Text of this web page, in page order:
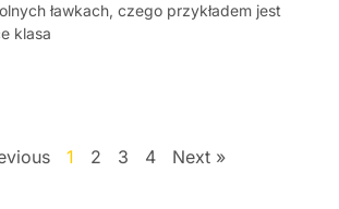
ławkach, czego przykładem jest
klasa
1 2 3 4 Next »